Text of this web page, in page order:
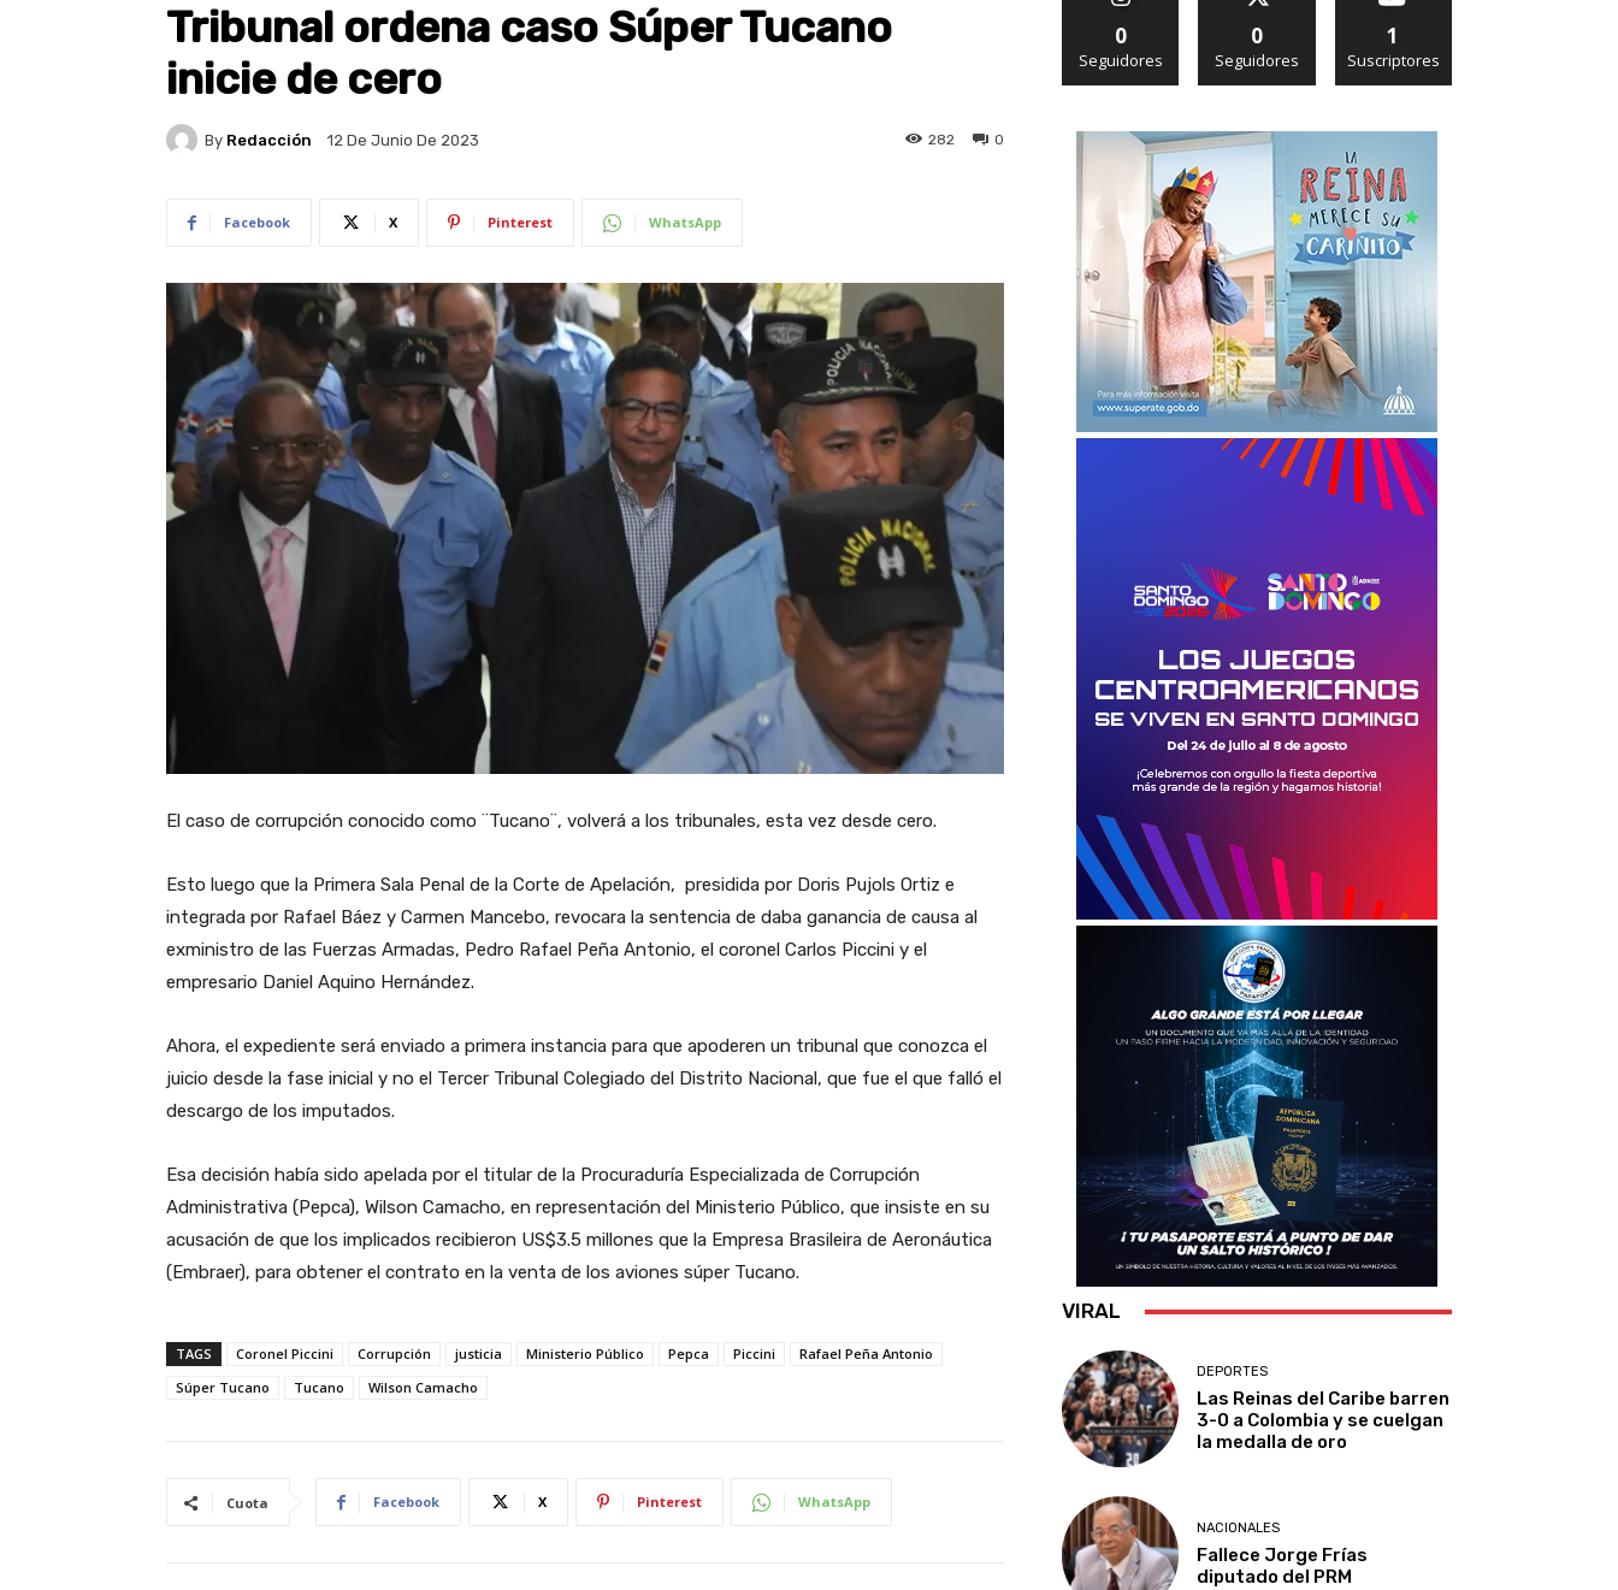
Tribunal ordena caso Súper Tucano
inicie de cero
By Redacción 12 De Junio De 2023 0
282
Facebook X Pinterest WhatsApp
El caso de corrupción conocido como ¨Tucano¨, volverá a los tribunales, esta vez desde cero.
Esto luego que la Primera Sala Penal de la Corte de Apelación, presidida por Doris Pujols Ortiz e
integrada por Rafael Báez y Carmen Mancebo, revocara la sentencia de daba ganancia de causa al
exministro de las Fuerzas Armadas, Pedro Rafael Peña Antonio, el coronel Carlos Piccini y el
empresario Daniel Aquino Hernández.
Ahora, el expediente será enviado a primera instancia para que apoderen un tribunal que conozca el
juicio desde la fase inicial y no el Tercer Tribunal Colegiado del Distrito Nacional, que fue el que falló el
descargo de los imputados.
Esa decisión había sido apelada por el titular de la Procuraduría Especializada de Corrupción
Administrativa (Pepca), Wilson Camacho, en representación del Ministerio Público, que insiste en su
acusación de que los implicados recibieron US$3.5 millones que la Empresa Brasileira de Aeronáutica
(Embraer), para obtener el contrato en la venta de los aviones súper Tucano.
TAGS Coronel Piccini Corrupción justicia Ministerio Público Pepca Piccini
Rafael Peña Antonio
Súper Tucano
Tucano Wilson Camacho
Cuota Facebook X Pinterest WhatsApp
0
Seguidores
0
Seguidores
1
Suscriptores
VIRAL
DEPORTES
Las Reinas del Caribe barren
3-0 a Colombia y se cuelgan
la medalla de oro
NACIONALES
Fallece Jorge Frías
diputado del PRM